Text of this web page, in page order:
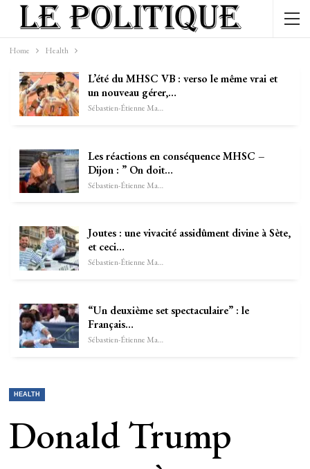
Home Health
L’été du MHSC VB : verso le même vrai et
un nouveau gérer,…
Sébastien-Étienne Marechal
Les réactions en conséquence MHSC –
Dijon : ” On doit…
Sébastien-Étienne Marechal
Joutes : une vivacité assidûment divine à Sète,
et ceci…
Sébastien-Étienne Marechal
“Un deuxième set spectaculaire” : le
Français…
Sébastien-Étienne Marechal
HEALTH
Donald Trump